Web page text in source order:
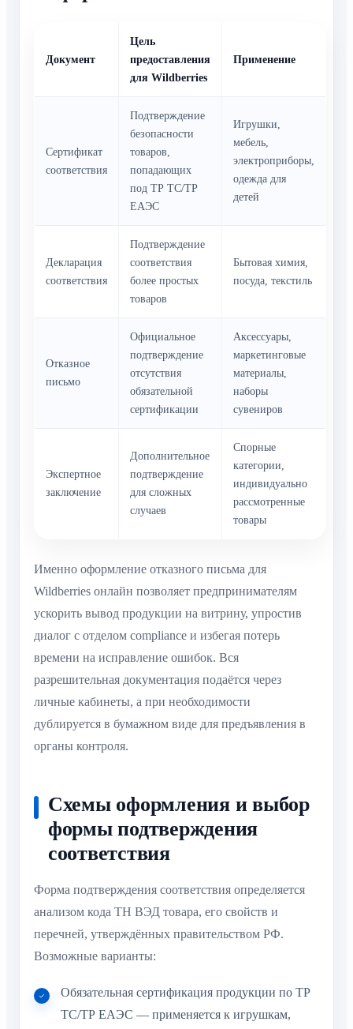
Документ
Цель
предоставления
для Wildberries
Применение
Сертификат
соответствия
Подтверждение
безопасности
товаров,
попадающих
под ТР ТС/ТР
ЕАЭС
Игрушки,
мебель,
электроприборы,
одежда для
детей
Декларация
соответствия
Подтверждение
соответствия
более простых
товаров
Бытовая химия,
посуда, текстиль
Отказное
письмо
Официальное
подтверждение
отсутствия
обязательной
сертификации
Аксессуары,
маркетинговые
материалы,
наборы
сувениров
Экспертное
заключение
Дополнительное
подтверждение
для сложных
случаев
Спорные
категории,
индивидуально
рассмотренные
товары
Именно оформление отказного письма для
Wildberries онлайн позволяет предпринимателям
ускорить вывод продукции на витрину, упростив
диалог с отделом compliance и избегая потерь
времени на исправление ошибок. Вся
разрешительная документация подаётся через
личные кабинеты, а при необходимости
дублируется в бумажном виде для предъявления в
органы контроля.
Cхемы оформления и выбор
формы подтверждения
соответствия
Форма подтверждения соответствия определяется
анализом кода ТН ВЭД товара, его свойств и
перечней, утверждённых правительством РФ.
Возможные варианты:
Обязательная сертификация продукции по ТР
ТС/ТР ЕАЭС — применяется к игрушкам,